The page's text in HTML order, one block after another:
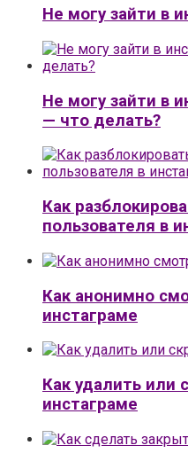
Не могу зайти в
Не могу зайти в
— что делать?
Как
пользователя в
Как анонимно
инстаграме
Как удалить или
инстаграме